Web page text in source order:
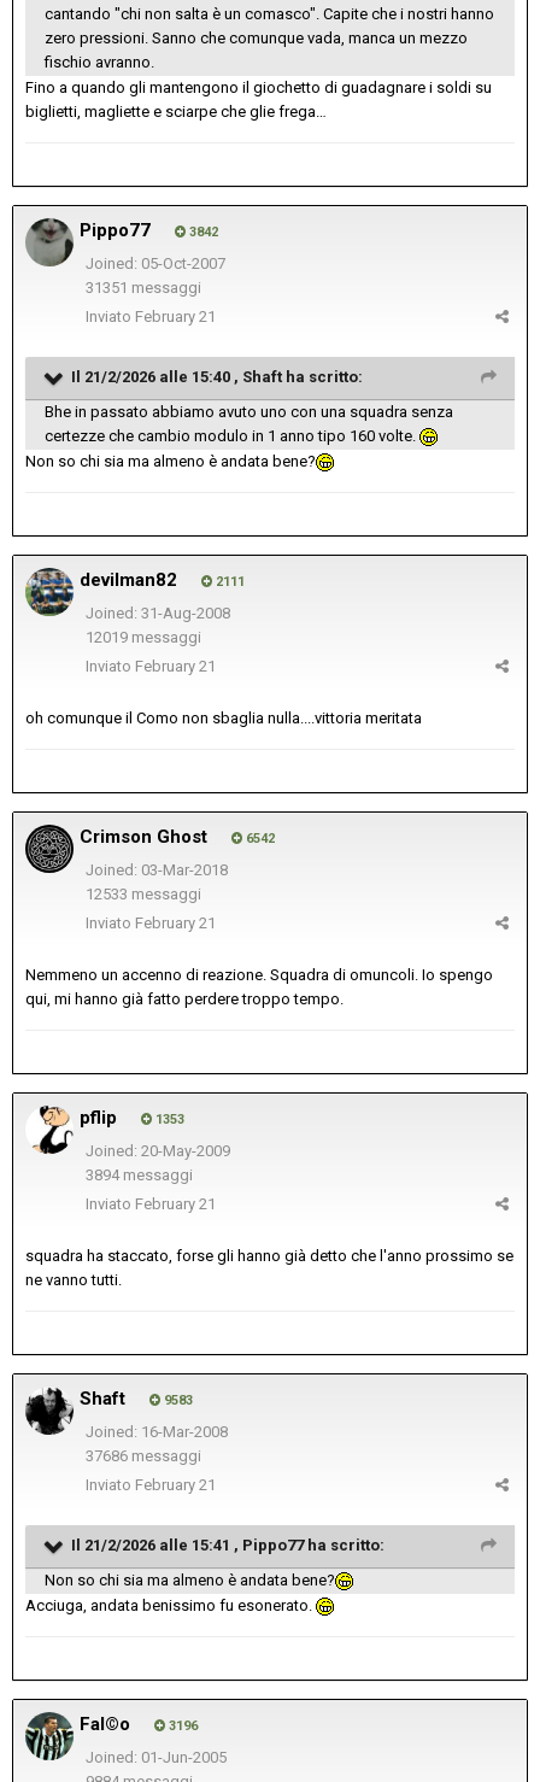
cantando "chi non salta è un comasco". Capite che i nostri hanno
zero pressioni. Sanno che comunque vada, manca un mezzo
fischio avranno.
Fino a quando gli mantengono il giochetto di guadagnare i soldi su
biglietti, magliette e sciarpe che glie frega…
Pippo77 3842
Joined: 05-Oct-2007
31351 messaggi
Inviato February 21
Il 21/2/2026 alle 15:40 , Shaft ha scritto:
Bhe in passato abbiamo avuto uno con una squadra senza
certezze che cambio modulo in 1 anno tipo 160 volte.
Non so chi sia ma almeno è andata bene?
devilman82 2111
Joined: 31-Aug-2008
12019 messaggi
Inviato February 21
oh comunque il Como non sbaglia nulla....vittoria meritata
Crimson Ghost 6542
Joined: 03-Mar-2018
12533 messaggi
Inviato February 21
Nemmeno un accenno di reazione. Squadra di omuncoli. Io spengo
qui, mi hanno già fatto perdere troppo tempo.
pflip 1353
Joined: 20-May-2009
3894 messaggi
Inviato February 21
squadra ha staccato, forse gli hanno già detto che l'anno prossimo se
ne vanno tutti.
Shaft 9583
Joined: 16-Mar-2008
37686 messaggi
Inviato February 21
Il 21/2/2026 alle 15:41 , Pippo77ha scritto:
Non so chi sia ma almeno è andata bene?
Acciuga, andata benissimo fu esonerato.
Fal©o 3196
Joined: 01-Jun-2005